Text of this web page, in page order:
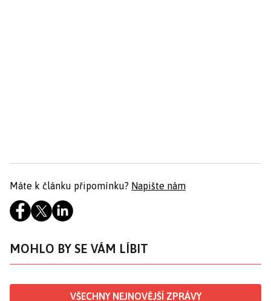
Máte k článku připomínku? Napište nám
MOHLO BY SE VÁM LÍBIT
VŠECHNY NEJNOVĚJŠÍ ZPRÁVY